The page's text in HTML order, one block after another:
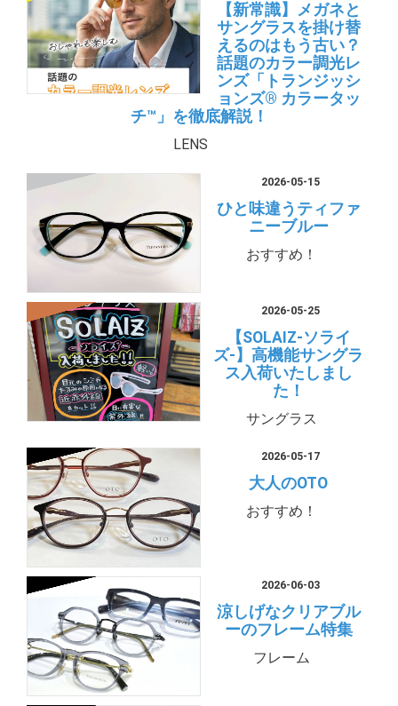
【新常識】メガネと
サングラスを掛け替
えるのはもう古い？
話題のカラー調光レ
ンズ「トランジッシ
ョンズ® カラータッ
チ™」を徹底解説！
LENS
2026-05-15
ひと味違うティファ
ニーブルー
おすすめ！
2026-05-25
【SOLAIZ-ソライ
ズ-】高機能サングラ
ス入荷いたしまし
た！
サングラス
2026-05-17
大人のOTO
おすすめ！
2026-06-03
涼しげなクリアブル
ーのフレーム特集
フレーム